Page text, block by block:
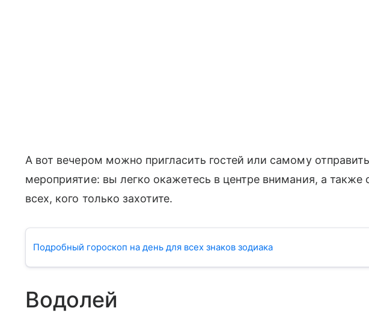
А вот вечером можно пригласить гостей или самому
мероприятие: вы легко окажетесь в центре внимания, а также
всех, кого только захотите.
Подробный гороскоп на день для всех знаков зодиака
Водолей